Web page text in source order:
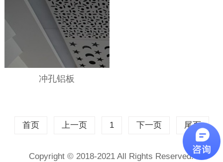
冲孔铝板
首页 上一页 1 下一页 尾页
Copyright © 2018-2021 All Rights Reserved.